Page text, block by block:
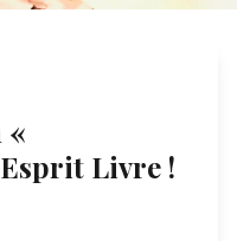
«
Livre !